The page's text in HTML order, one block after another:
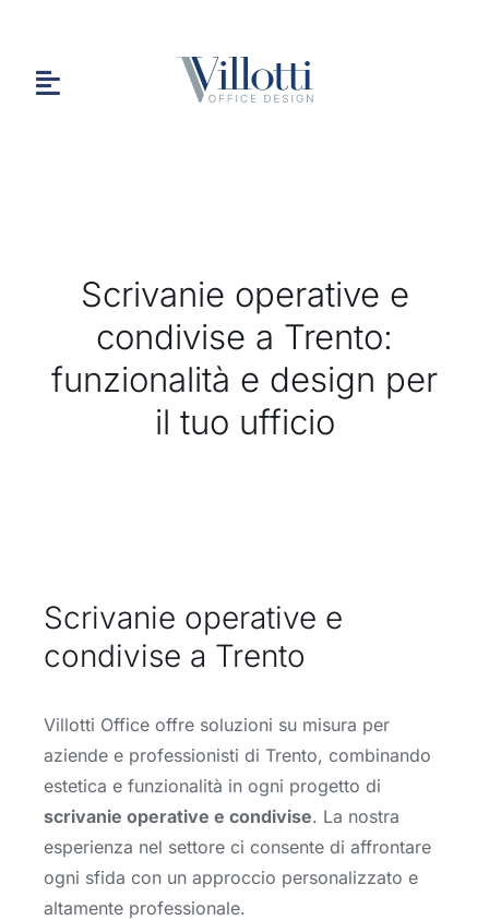
contenuto
Toggle
CHI SIAMO
PORTFOLIO
Scrivanie operative e
condivise a Trento:
funzionalità e design per
il tuo ufficio
Scrivanie operative e
condivise a Trento
Villotti Office offre soluzioni su misura per
aziende e professionisti di Trento, combinando
estetica e funzionalità in ogni progetto di
scrivanie operative e condivise. La nostra
esperienza nel settore ci consente di affrontare
ogni sfida con un approccio personalizzato e
altamente professionale.